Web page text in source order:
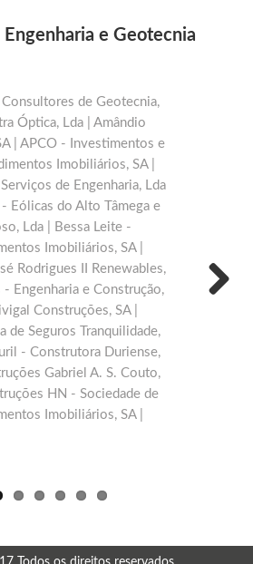
e Geotecnia
de Geotecnia,
Óptica, Lda | Amândio
| APCO - Investimentos e
Imobiliários, SA |
de Engenharia, Lda
- Eólicas do Alto Tâmega e
Lda | Bessa Leite -
Imobiliários, SA |
Rodrigues II Renewables,
- Engenharia e Construção,
Construções, SA |
de Seguros Tranquilidade,
- Construtora Duriense,
Gabriel A. S. Couto,
HN - Sociedade de
Imobiliários, SA |